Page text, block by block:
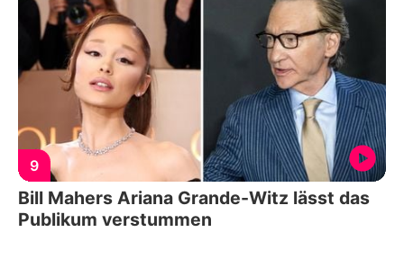
9
Bill Mahers Ariana Grande-Witz lässt das
Publikum verstummen